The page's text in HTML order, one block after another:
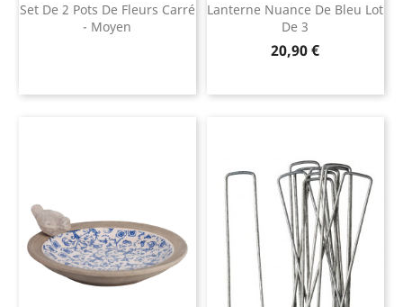
Set De 2 Pots De Fleurs Carré
- Moyen
Lanterne Nuance De Bleu Lot
De 3
Prix
20,90 €